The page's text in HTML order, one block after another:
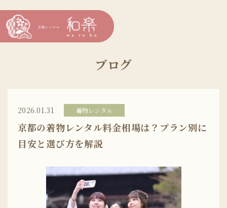
ブログ
2026.01.31 着物レンタル
京都の着物レンタル料金相場は？プラン別に
目安と選び方を解説